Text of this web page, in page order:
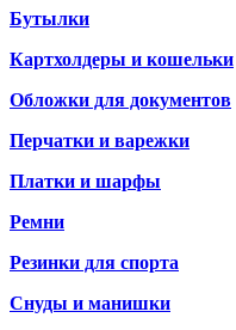
Бутылки
Картхолдеры и кошельки
Обложки для документов
Перчатки и варежки
Платки и шарфы
Ремни
Резинки для спорта
Снуды и манишки